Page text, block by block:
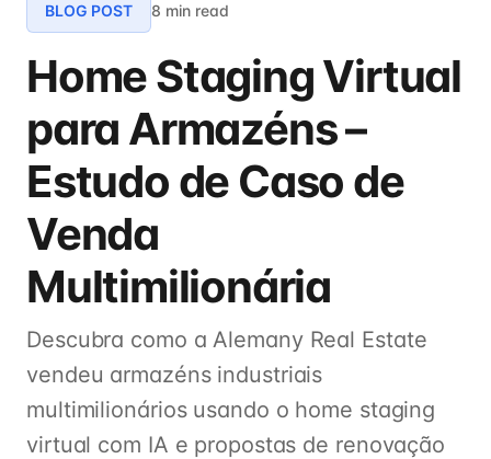
BLOG POST 8 min read
Home Staging Virtual
para Armazéns –
Estudo de Caso de
Venda
Multimilionária
Descubra como a Alemany Real Estate
vendeu armazéns industriais
multimilionários usando o home staging
virtual com IA e propostas de renovação